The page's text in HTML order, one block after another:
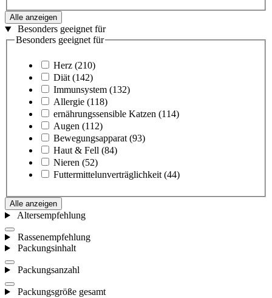
Alle anzeigen
Besonders geeignet für
Besonders geeignet für
Herz (210)
Diät (142)
Immunsystem (132)
Allergie (118)
ernährungssensible Katzen (114)
Augen (112)
Bewegungsapparat (93)
Haut & Fell (84)
Nieren (52)
Futtermittelunverträglichkeit (44)
Alle anzeigen
Altersempfehlung
Rassenempfehlung
Packungsinhalt
Packungsanzahl
Packungsgröße gesamt